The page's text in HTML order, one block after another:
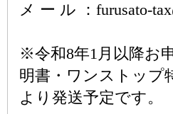
メ ー ル ：furusato-
※令和8年1月以降お
明書・ワンストップ
より発送予定です。